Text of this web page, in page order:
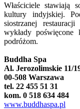
Właściciele stawiają
kultury indyjskiej.
siostrzanej
wykłady
podróżom.
Buddha Spa
Al. Jerozolimskie 11/
00-508 Warszawa
tel. 22 455 51 31
kom. 0 518 634 484
www.buddhaspa.pl